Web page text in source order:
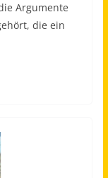
Argumente
die ein